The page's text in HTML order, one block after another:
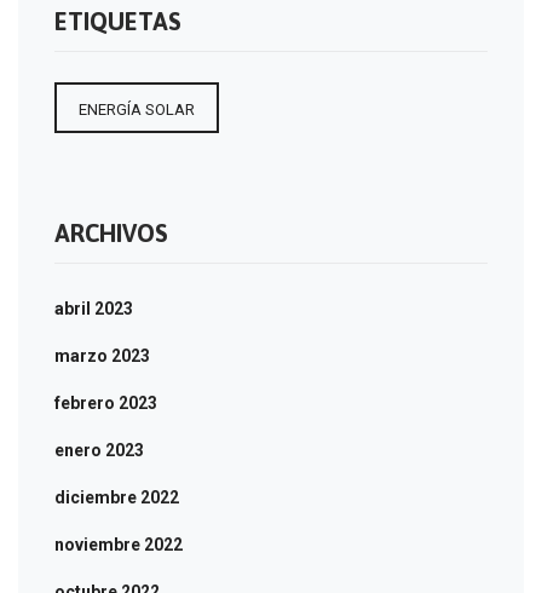
ETIQUETAS
ENERGÍA SOLAR
ARCHIVOS
abril 2023
marzo 2023
febrero 2023
enero 2023
diciembre 2022
noviembre 2022